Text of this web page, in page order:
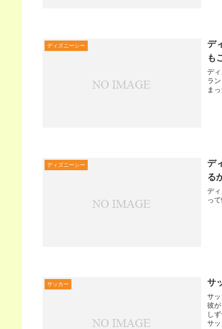
ディズニーシー
デ
も
デ
ラ
ま
ディズニーシー
デ
る
デ
っ
サッカー サ
サ
彼
し
サ